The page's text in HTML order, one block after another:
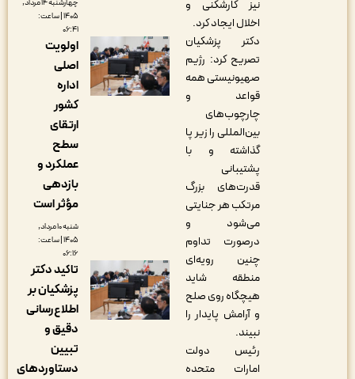
نیز کارشکنی و
اخلال ایجاد کرد.
دکتر پزشکیان
تصریح کرد: رژیم
صهیونیستی همه
قواعد و
چارچوب‌های
بین‌المللی را زیر پا
گذاشته و با
پشتیبانی
قدرت‌های بزرگ
مرتکب هر جنایتی
می‌شود و
درصورت تداوم
چنین رویه‌ای
منطقه شاید
هیچگاه روی صلح
و آرامش پایدار را
رئیس دولت
امارات متحده
چهارشنبه ۱۴ مرداد,
۱۴۰۵ | ساعت:
اولویت
اصلی
اداره
عملکرد و
بازدهی
مؤثر است
شنبه ۱۰ مرداد,
۱۴۰۵ | ساعت:
تاکید دکتر
پزشکیان بر
اطلاع‌رسانی
دستاوردهای